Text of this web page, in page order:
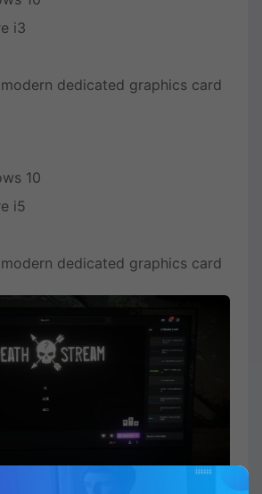
i3
dedicated graphics card
10
i5
dedicated graphics card